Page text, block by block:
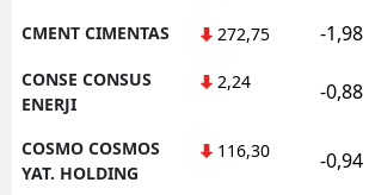
CMENT CIMENTAS 272,75 -1,98
CONSE CONSUS
ENERJI
2,24 -0,88
COSMO COSMOS
YAT. HOLDING
116,30 -0,94